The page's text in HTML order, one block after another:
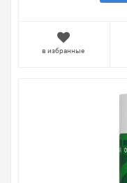
4740008101861 на
Также можно
продаем, узнать
Мы всегда рады
подробно о товарах
Свяжитесь с нами
наиболее удобен. С
в избранные